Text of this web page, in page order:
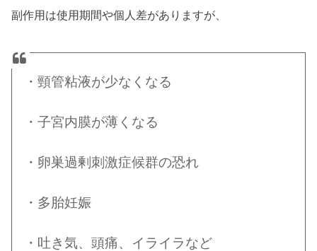
副作用は使用期間や個人差がありますが、
・頸管粘液が少なくなる
・子宮内膜が薄くなる
・卵巣過剰刺激症候群の恐れ
・多胎妊娠
・吐き気、頭痛、イライラなど